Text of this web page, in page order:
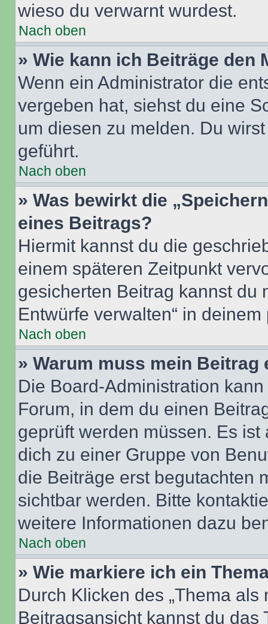
wieso du verwarnt wurdest.
Nach oben
» Wie kann ich Beiträge den
Wenn ein Administrator die
vergeben hat, siehst du eine
um diesen zu melden. Du
geführt.
Nach oben
» Was bewirkt die
eines Beitrags?
Hiermit kannst du die
einem späteren Zeitpunkt
gesicherten Beitrag kannst du
Entwürfe verwalten“ in
Nach oben
» Warum muss mein
Die Board-Administration
Forum, in dem du einen
geprüft werden müssen. Es
dich zu einer Gruppe von
die Beiträge erst begutachten
sichtbar werden. Bitte
weitere Informationen dazu
Nach oben
» Wie markiere ich ein
Durch Klicken des „Thema
Beitragsansicht kannst du